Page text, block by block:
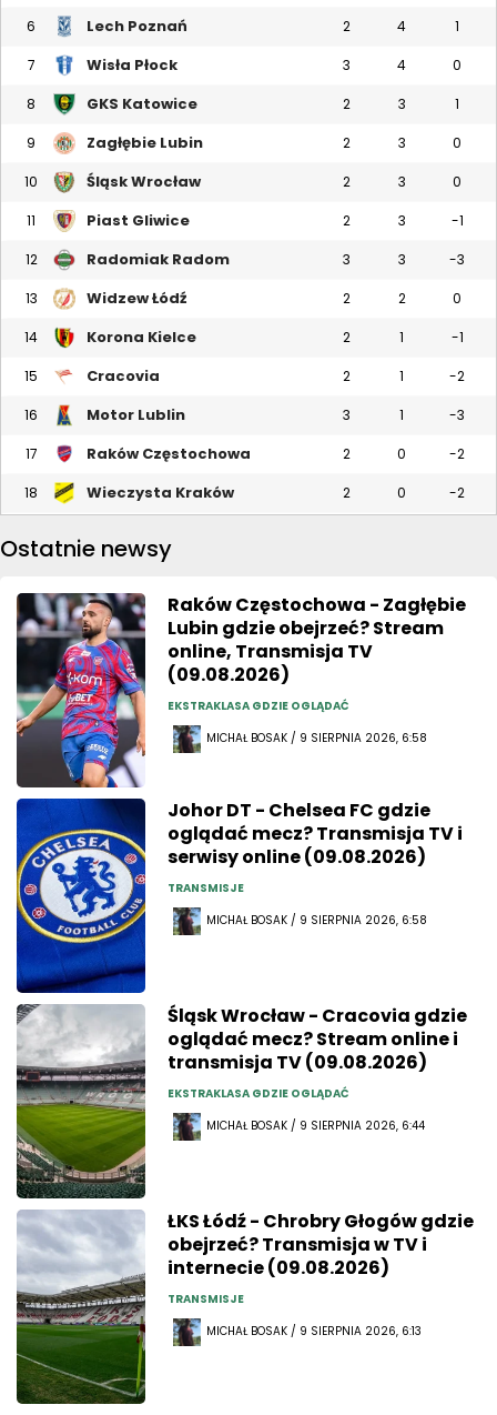
6 Lech Poznań 2 4 1
7 Wisła Płock 3 4 0
8 GKS Katowice 2 3 1
9 Zagłębie Lubin 2 3 0
10 Śląsk Wrocław 2 3 0
11 Piast Gliwice 2 3 -1
12 Radomiak Radom 3 3 -3
13 Widzew Łódź 2 2 0
14 Korona Kielce 2 1 -1
15 Cracovia 2 1 -2
16 Motor Lublin 3 1 -3
17 Raków Częstochowa 2 0 -2
18 Wieczysta Kraków 2 0 -2
Ostatnie newsy
Raków Częstochowa - Zagłębie
Lubin gdzie obejrzeć? Stream
online, Transmisja TV
(09.08.2026)
EKSTRAKLASA GDZIE OGLĄDAĆ
MICHAŁ BOSAK / 9 SIERPNIA 2026, 6:58
Johor DT - Chelsea FC gdzie
oglądać mecz? Transmisja TV i
serwisy online (09.08.2026)
TRANSMISJE
MICHAŁ BOSAK / 9 SIERPNIA 2026, 6:58
Śląsk Wrocław - Cracovia gdzie
oglądać mecz? Stream online i
transmisja TV (09.08.2026)
EKSTRAKLASA GDZIE OGLĄDAĆ
MICHAŁ BOSAK / 9 SIERPNIA 2026, 6:44
ŁKS Łódź - Chrobry Głogów gdzie
obejrzeć? Transmisja w TV i
internecie (09.08.2026)
TRANSMISJE
MICHAŁ BOSAK / 9 SIERPNIA 2026, 6:13